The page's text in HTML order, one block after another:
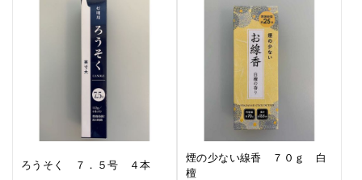
ろうそく ７．５号 ４本
煙の少ない線香 ７０ｇ 白
檀